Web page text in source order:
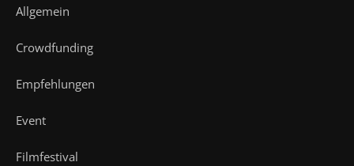
Allgemein
Crowdfunding
Empfehlungen
Event
Filmfestival